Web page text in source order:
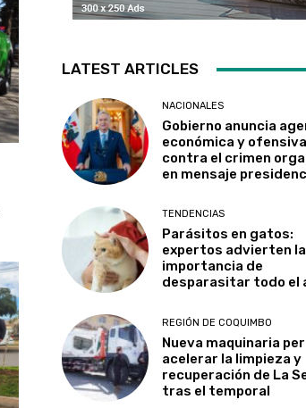
LATEST ARTICLES
NACIONALES
Gobierno anuncia
económica y ofensiva
contra el crimen
en mensaje
TENDENCIAS
Parásitos en gatos:
expertos advierten la
importancia de
desparasitar todo el
REGIÓN DE COQUIMBO
Nueva maquinaria
acelerar la limpieza y
recuperación de La
tras el temporal